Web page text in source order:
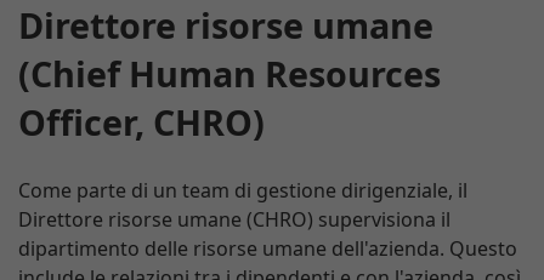
Direttore risorse umane
(Chief Human Resources
Officer, CHRO)
Come parte di un team di gestione dirigenziale, il
Direttore risorse umane (CHRO) supervisiona il
dipartimento delle risorse umane dell'azienda. Questo